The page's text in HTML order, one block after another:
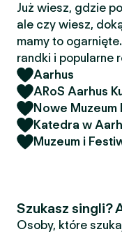
Już wiesz, gdzie
ale czy wiesz,
mamy to
randki i popularne
Aarhus
ARoS Aarhus
Nowe
Katedra w
Muzeum i
Szukasz singli?
Osoby, które